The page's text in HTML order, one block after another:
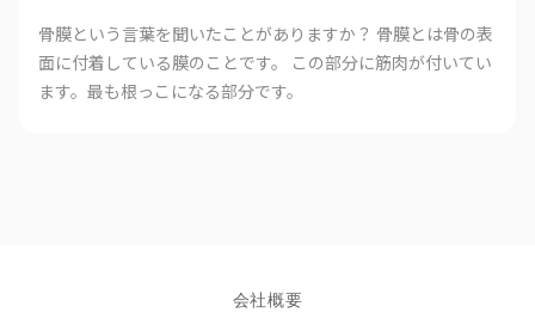
骨膜という言葉を聞いたことがありますか？ 骨膜とは骨の表
面に付着している膜のことです。 この部分に筋肉が付いてい
ます。最も根っこになる部分です。
会社概要